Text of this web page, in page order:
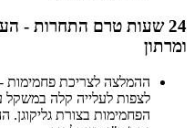
24 שעות טרם התחרות -
ומרתון
לצפות לעלייה קלה במשקל